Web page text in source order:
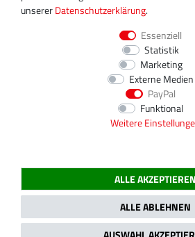
Sa: geschlossen
2020 Magnos Turbosystems GmbH | Alle Preise
unsererDaten­schutz­erklärung.
Essenziell
Statistik
Marketing
Externe Medien
PayPal
Funktional
Weitere
ALLE AKZEPTIEREN
ALLE ABLEHNEN